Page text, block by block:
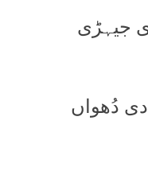
جیہڑی
دُھواں